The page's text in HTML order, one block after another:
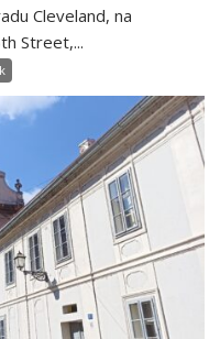
Cleveland, na
Street,...